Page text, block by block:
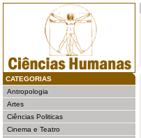
CATEGORIAS
Antropologia
Artes
Ciências Politicas
Cinema e Teatro